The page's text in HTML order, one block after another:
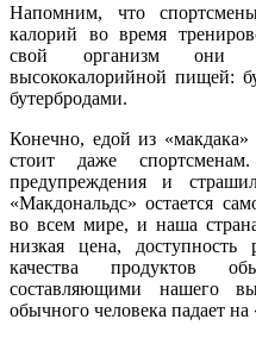
Напомним, что
калорий во время
свой организм они
высококалорийной пищей:
бутербродами.
Конечно, едой из «макдака»
стоит даже
предупреждения и
«Макдональдс» остается
во всем мире, и наша
низкая цена, доступность
качества продуктов
составляющими нашего
обычного человека падает